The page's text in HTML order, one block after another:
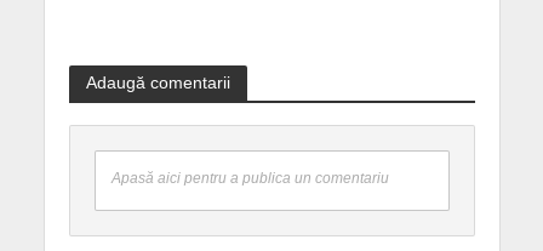
Adaugă comentarii
Apasă aici pentru a publica un comentariu